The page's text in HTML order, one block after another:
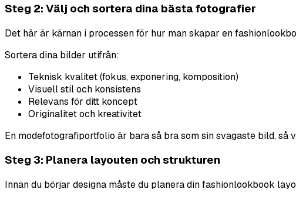
Steg 2: Välj och sortera dina bästa fotografier
Det här är kärnan i processen för hur man skapar en
Sortera dina bilder utifrån:
Teknisk kvalitet (fokus, exponering, komposition)
Visuell stil och konsistens
Relevans för ditt koncept
Originalitet och kreativitet
En modefotografiportfolio är bara så bra som sin svagaste bild,
Steg 3: Planera layouten och strukturen
Innan du börjar designa måste du planera din fashionlookbook